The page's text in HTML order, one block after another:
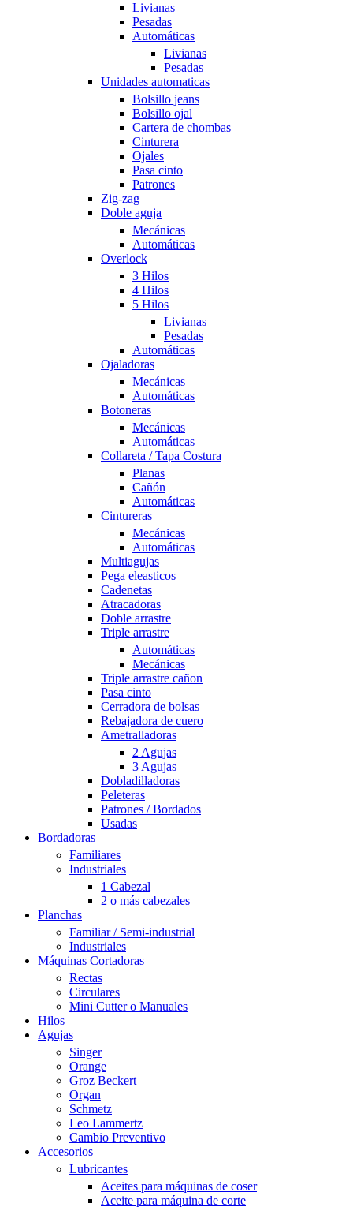
Livianas
Pesadas
Automáticas
Livianas
Pesadas
Unidades automaticas
Bolsillo jeans
Bolsillo ojal
Cartera de chombas
Cinturera
Ojales
Pasa cinto
Patrones
Zig-zag
Doble aguja
Mecánicas
Automáticas
Overlock
3 Hilos
4 Hilos
5 Hilos
Livianas
Pesadas
Automáticas
Ojaladoras
Mecánicas
Automáticas
Botoneras
Mecánicas
Automáticas
Collareta / Tapa Costura
Planas
Cañón
Automáticas
Cintureras
Mecánicas
Automáticas
Multiagujas
Pega eleasticos
Cadenetas
Atracadoras
Doble arrastre
Triple arrastre
Automáticas
Mecánicas
Triple arrastre cañon
Pasa cinto
Cerradora de bolsas
Rebajadora de cuero
Ametralladoras
2 Agujas
3 Agujas
Dobladilladoras
Peleteras
Patrones / Bordados
Usadas
Bordadoras
Familiares
Industriales
1 Cabezal
2 o más cabezales
Planchas
Familiar / Semi-industrial
Industriales
Máquinas Cortadoras
Rectas
Circulares
Mini Cutter o Manuales
Hilos
Agujas
Singer
Orange
Groz Beckert
Organ
Schmetz
Leo Lammertz
Cambio Preventivo
Accesorios
Lubricantes
Aceites para máquinas de coser
Aceite para máquina de corte